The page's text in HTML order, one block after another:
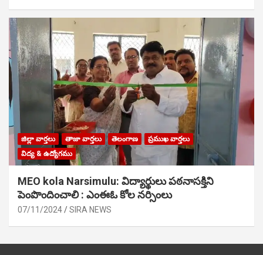
జిల్లా వార్తలు తాజా వార్తలు తెలంగాణ
ప్రముఖ వార్తలు
విద్య & ఉద్యోగము
MEO kola Narsimulu: విద్యార్థులు పఠ‌నాసక్తిని
పెంపొందించాలి : ఎంఈఓ కోల నర్సింలు
07/11/2024 SIRA NEWS